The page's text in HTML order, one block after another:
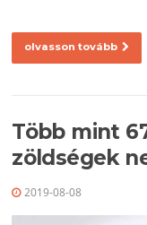
olvasson tovább
Több mint
zöldségek
2019-08-08